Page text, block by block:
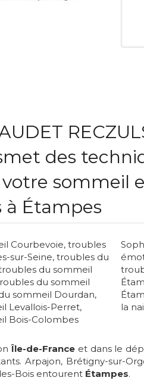
des
sommeil
à Étampes
Courbevoie, troubles
sur-Seine, troubles du
du sommeil
du sommeil
sommeil Dourdan,
Levallois-Perret,
Bois-Colombes
la
Île-de-Franceet dans le
Arpajon, Brétigny-sur-
Bois entourent Étampes.